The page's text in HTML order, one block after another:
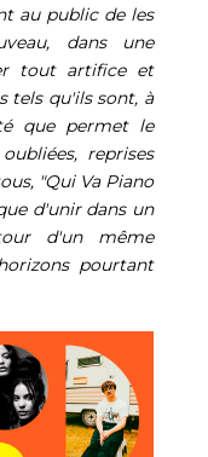
au public de les
dans une
tout artifice et
tels qu'ils sont, à
que permet le
reprises
"Qui Va Piano
d'unir dans un
d'un même
pourtant